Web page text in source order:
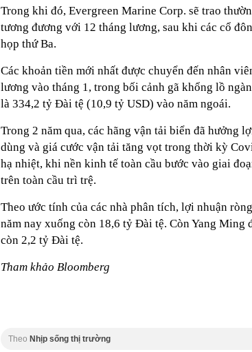
Trong khi đó, Evergreen Marine Corp. sẽ trao
tương đương với 12 tháng lương, sau khi các cổ
họp thứ Ba.
Các khoản tiền mới nhất được chuyển đến nhân
lương vào tháng 1, trong bối cảnh gã khổng lồ
là 334,2 tỷ Đài tệ (10,9 tỷ USD) vào năm ngoái.
Trong 2 năm qua, các hãng vận tải biển đã hưởng
dùng và giá cước vận tải tăng vọt trong thời kỳ
hạ nhiệt, khi nền kinh tế toàn cầu bước vào giai
trên toàn cầu trì trệ.
Theo ước tính của các nhà phân tích, lợi nhuận
năm nay xuống còn 18,6 tỷ Đài tệ. Còn Yang Ming
còn 2,2 tỷ Đài tệ.
Tham khảo Bloomberg
Theo Nhịp sống thị trường